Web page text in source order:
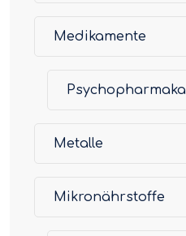
Medikamente
Psychopharmaka
Metalle
Mikronährstoffe